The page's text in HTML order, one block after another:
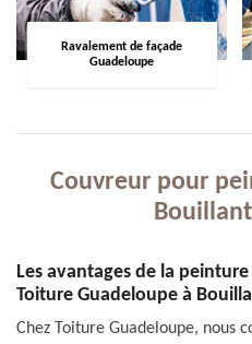
Ravalement de façade
Guadeloupe
Couvreur pour
Les avantages de la
Toiture Guadeloupe à
Chez Toiture Guadeloupe, nous